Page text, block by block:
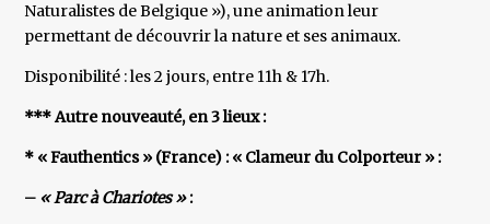
Naturalistes de Belgique »), une animation leur
permettant de découvrir la nature et ses animaux.
Disponibilité : les 2 jours, entre 11h & 17h.
*** Autre nouveauté, en 3 lieux :
* « Fauthentics » (France) : « Clameur du Colporteur » :
– « Parc à Chariotes »: